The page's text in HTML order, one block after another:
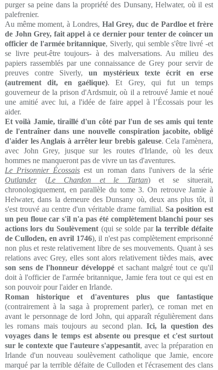
purger sa peine dans la propriété des Dunsany, Helwater, où il est
palefrenier.
Au même moment, à Londres, Hal Grey, duc de Pardloe et frère
de John Grey, fait appel à ce dernier pour tenter de coincer un
officier de l'armée britannique, Siverly, qui semble s'être livré -et
se livre peut-être toujours- à des malversations. Au milieu des
papiers rassemblés par une connaissance de Grey pour servir de
preuves contre Siverly, un mystérieux texte écrit en erse
(autrement dit, en gaélique). Et Grey, qui fut un temps
gouverneur de la prison d'Ardsmuir, où il a retrouvé Jamie et noué
une amitié avec lui, a l'idée de faire appel à l’Écossais pour les
aider.
Et voilà Jamie, tiraillé d'un côté par l'un de ses amis qui tente
de l'entraîner dans une nouvelle conspiration jacobite, obligé
d'aider les Anglais à arrêter leur brebis galeuse. Cela l'amènera,
avec John Grey, jusque sur les routes d'Irlande, où les deux
hommes ne manqueront pas de vivre un tas d'aventures.
Le Prisonnier Écossais est un roman dans l'univers de la série
Outlander(Le Chardon et le Tartan) et se situerait,
chronologiquement, en parallèle du tome 3. On retrouve Jamie à
Helwater, dans la demeure des Dunsany où, deux ans plus tôt, il
s'est trouvé au centre d'un véritable drame familial. Sa position est
un peu floue car s'il n'a pas été complètement blanchi pour ses
actions lors du Soulèvement (qui se solde parla terrible défaite
de Culloden, en avril 1746), il n'est pas complètement emprisonné
non plus et reste relativement libre de ses mouvements. Quant à ses
relations avec Grey, elles sont alors relativement tièdes mais, avec
son sens de l'honneur développé et sachant malgré tout ce qu'il
doit à l'officier de l'armée britannique, Jamie fera tout ce qui est en
son pouvoir pour l'aider en Irlande.
Roman historique et d'aventures plus que fantastique
(contrairement à la saga à proprement parler), ce roman met en
avant le personnage de lord John, qui apparaît régulièrement dans
les romans mais toujours au second plan.Ici, la question des
voyages dans le temps est absente ou presque et c'est surtout
sur le contexte que l'auteure s'appesantit, avec la préparation en
Irlande d'un nouveau soulèvement catholique que Jamie, encore
marqué par la terrible défaite de Culloden et l'écrasement des clans